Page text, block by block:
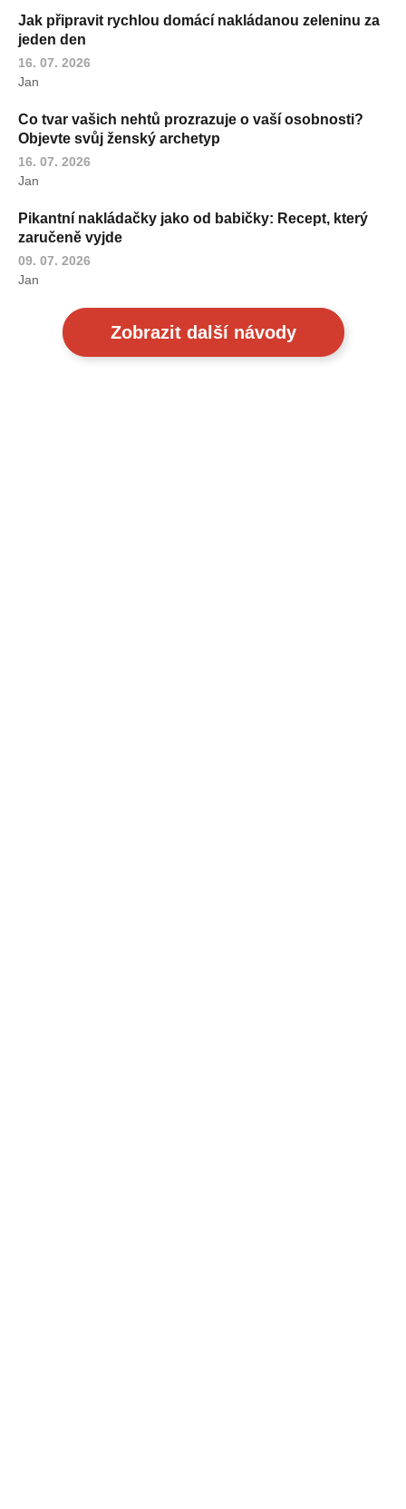
Jak připravit rychlou domácí nakládanou zeleninu za
jeden den
16. 07. 2026
Jan
Co tvar vašich nehtů prozrazuje o vaší osobnosti?
Objevte svůj ženský archetyp
16. 07. 2026
Jan
Pikantní nakládačky jako od babičky: Recept, který
zaručeně vyjde
09. 07. 2026
Jan
Zobrazit další návody